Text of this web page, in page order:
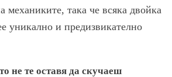
механиките, така че всяка двойка
уникално и предизвикателно
не те оставя да скучаеш